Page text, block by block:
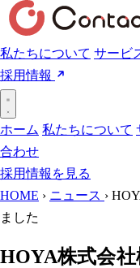
私たちについて サービ
採用情報
ホーム 私たちについて
合わせ
採用情報を見る
HOME › ニュース ›
ました
HOYA株式会